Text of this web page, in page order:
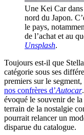
Une Kei Car dans
nord du Japon.
le pays,
de l’achat et au
Unsplash.
Toujours est-il que
catégorie sous ses
premiers sur le
nos confrères d’Autocar
évoqué le souvenir de
terrain de la nostalgie
pourrait relancer un
disparue du catalogue.